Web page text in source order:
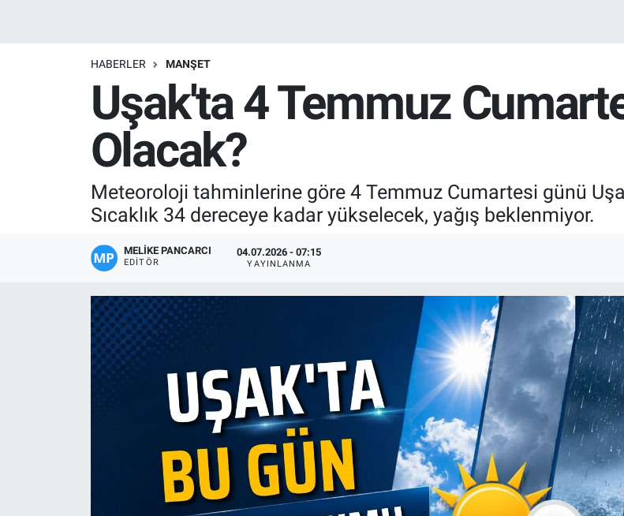
HABERLER MANŞET
Uşak'ta 4 Temmuz
Olacak?
Meteoroloji tahminlerine göre 4 Temmuz Cumartesi günü
Sıcaklık 34 dereceye kadar yükselecek, yağış beklenmiyor.
MELIKE PANCARCI
EDITÖR
04.07.2026 - 07:15
YAYINLANMA
Resmi İlanlar
Son Dakika